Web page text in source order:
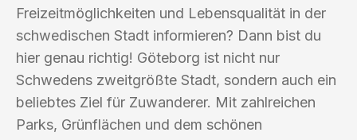
Freizeitmöglichkeiten und Lebensqualität in der
schwedischen Stadt informieren? Dann bist du
hier genau richtig! Göteborg ist nicht nur
Schwedens zweitgrößte Stadt, sondern auch ein
beliebtes Ziel für Zuwanderer. Mit zahlreichen
Parks, Grünflächen und dem schönen